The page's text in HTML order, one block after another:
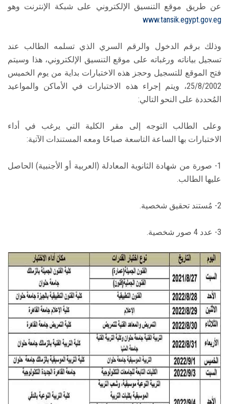
عن طريق موقع التنسيق الإلكتروني على شبكة الإنترنت وهو
www.tansik.egypt.gov.eg
وذلك برقم الدخول والرقم السري الذي تسلمه الطالب عند
تسجيل بياناته ورغباته على موقع التنسيق الإلكتروني، هذا وسيتم
فتح الموقع للتسجيل وحجز هذه الاختبارات بداية من يوم الخميس
25/8/2002، ويتم إجراء هذه الاختبارات في الأماكن والمواعيد
المُحددة على النحو التالي:
وعلى الطالب التوجه إلى مقر الكلية التي يرغب في أداء
الاختبارات بها الساعة التاسعة صباحًا ومعه المستندات الآتية:
1- صورة من شهادة الثانوية المعادلة (العربية أو الأجنبية) الحاصل
عليها الطالب.
2- مُستند تحقيق شخصية.
3- عدد 4 صور شخصية.